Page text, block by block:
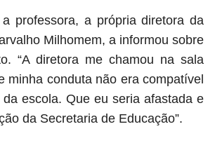
professora, a própria diretora da
Milhomem, a informou sobre
“A diretora me chamou na sala
minha conduta não era compatível
escola. Que eu seria afastada e
da Secretaria de Educação”.